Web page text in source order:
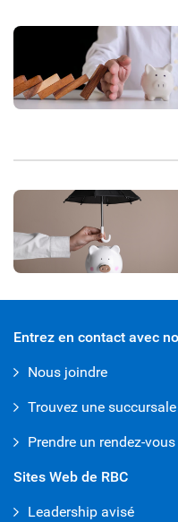
Sites Web de RBC
Leadership avisé
Entrez en contact avec
Nous joindre
Trouvez une
Prendre un rendez-vous